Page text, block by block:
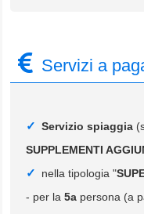
Servizi a
Servizio spiaggia
SUPPLEMENTI
nella tipologia "
- per la 5a persona (a